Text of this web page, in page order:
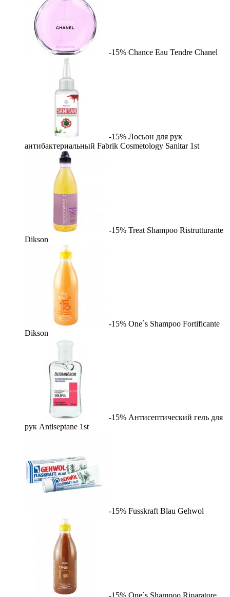
-15% Chance Eau Tendre Chanel
-15% Лосьон для рук
антибактериальный Fabrik Cosmetology Sanitar 1st
-15% Treat Shampoo Ristrutturante
Dikson
-15% One`s Shampoo Fortificante
Dikson
-15% Антисептический гель для
рук Antiseptane 1st
-15% Fusskraft Blau Gehwol
-15% One`s Shampoo Riparatore